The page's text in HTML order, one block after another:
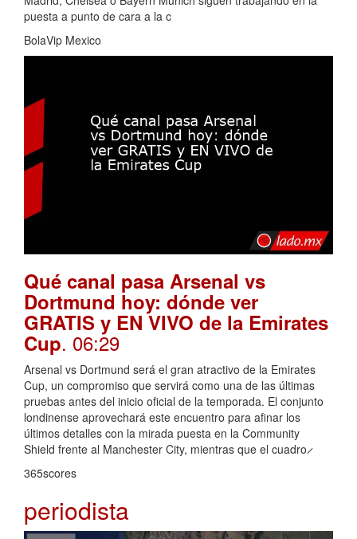
puesta a punto de cara a la c
BolaVip Mexico
Qué canal pasa Arsenal vs
Dortmund hoy: dónde ver
GRATIS y EN VIVO de la Emirates
Cup. 06:29
Arsenal vs Dortmund será el gran atractivo de la Emirates
Cup, un compromiso que servirá como una de las últimas
pruebas antes del inicio oficial de la temporada. El conjunto
londinense aprovechará este encuentro para afinar los
últimos detalles con la mirada puesta en la Community
Shield frente al Manchester City, mientras que el cuadro ̷
365scores
periodista